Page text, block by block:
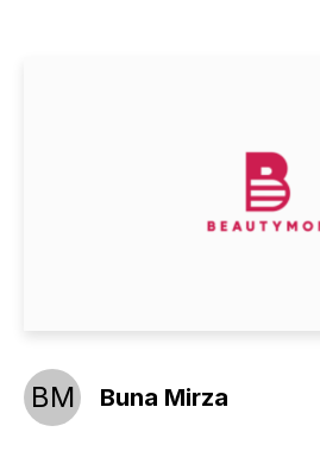
BM Buna Mirza